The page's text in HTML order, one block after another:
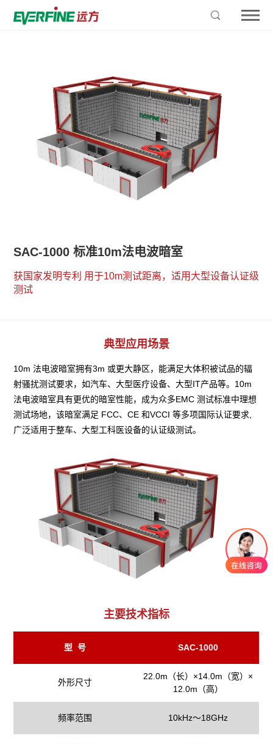
SAC-1000 标准10m法电波暗室
获国家发明专利 用于10m测试距离，适用大型设备认证级
测试
典型应用场景
10m 法电波暗室拥有3m 或更大静区，能满足大体积被试品的辐
射骚扰测试要求，如汽车、大型医疗设备、大型IT产品等。10m
法电波暗室具有更优的暗室性能，成为众多EMC 测试标准中理想
测试场地，该暗室满足 FCC、CE 和VCCI 等多项国际认证要求,
广泛适用于整车、大型工科医设备的认证级测试。
主要技术指标
型 号 SAC-1000
外形尺寸
22.0m（长）×14.0m（宽）×
12.0m（高）
频率范围 10kHz～18GHz